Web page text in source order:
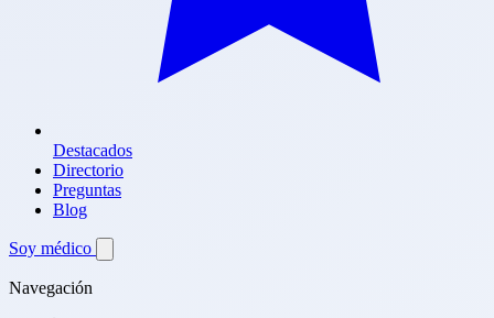
Destacados
Directorio
Preguntas
Blog
Soy médico
Navegación